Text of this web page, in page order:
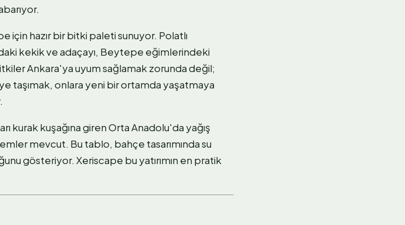
için hazır bir bitki paleti sunuyor. Polatlı
kekik ve adaçayı, Beytepe eğimlerindeki
Ankara'ya uyum sağlamak zorunda değil;
taşımak, onlara yeni bir ortamda yaşatmaya
kurak kuşağına giren Orta Anadolu'da yağış
mevcut. Bu tablo, bahçe tasarımında su
gösteriyor. Xeriscape bu yatırımın en pratik